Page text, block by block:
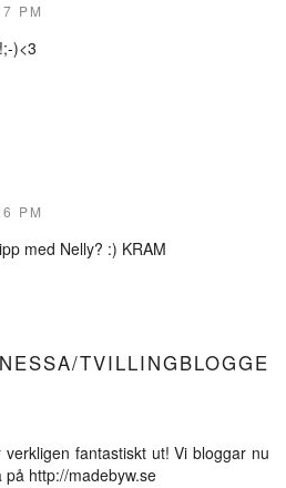
PM
)<3
PM
med Nelly? :) KRAM
TVILLINGBLOGGE
fantastiskt ut! Vi bloggar nu
på http://madebyw.se